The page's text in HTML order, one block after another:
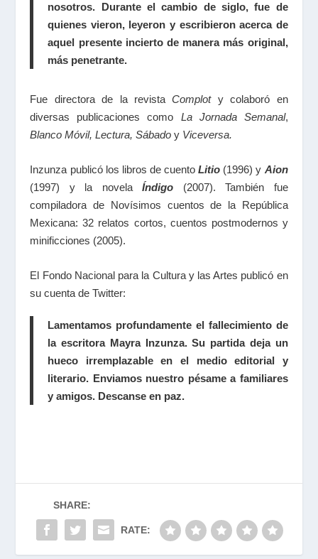
nosotros. Durante el cambio de siglo, fue de
quienes vieron, leyeron y escribieron acerca de
aquel presente incierto de manera más original,
más penetrante.
Fue directora de la revistaComploty colaboró en
diversas publicaciones como La Jornada Semanal,
Blanco Móvil, Lectura, Sábado y Viceversa.
Inzunza publicó los libros de cuentoLitio (1996) y Aion
(1997) y la novelaÍndigo (2007). También fue
compiladora de Novísimos cuentos de la República
Mexicana: 32 relatos cortos, cuentos postmodernos y
minificciones (2005).
El Fondo Nacional para la Cultura y las Artes publicó en
su cuenta de Twitter:
Lamentamos profundamente el fallecimiento de
la escritora Mayra Inzunza. Su partida deja un
hueco irremplazable en el medio editorial y
literario. Enviamos nuestro pésame a familiares
y amigos. Descanse en paz.
SHARE:
RATE: